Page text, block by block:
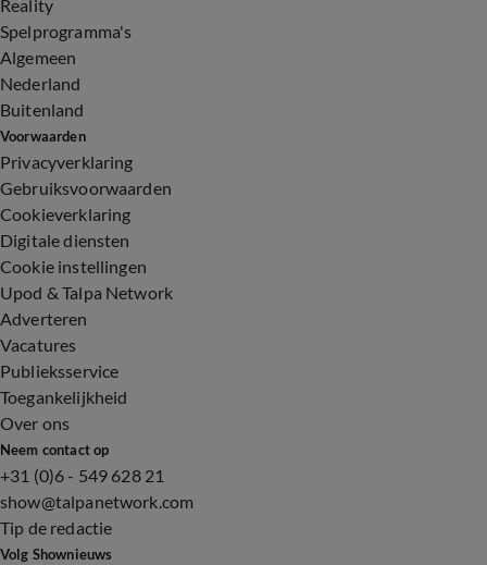
Reality
Spelprogramma's
Algemeen
Nederland
Buitenland
Voorwaarden
Privacyverklaring
Gebruiksvoorwaarden
Cookieverklaring
Digitale diensten
Cookie instellingen
Upod & Talpa Network
Adverteren
Vacatures
Publieksservice
Toegankelijkheid
Over ons
Neem contact op
+31 (0)6 - 549 628 21
show@talpanetwork.com
Tip de redactie
Volg Shownieuws